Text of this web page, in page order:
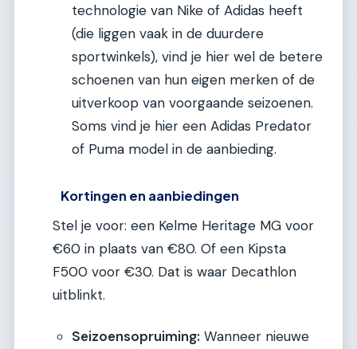
technologie van Nike of Adidas heeft
(die liggen vaak in de duurdere
sportwinkels), vind je hier wel de betere
schoenen van hun eigen merken of de
uitverkoop van voorgaande seizoenen.
Soms vind je hier een Adidas Predator
of Puma model in de aanbieding.
Kortingen en aanbiedingen
Stel je voor: een Kelme Heritage MG voor
€60 in plaats van €80. Of een Kipsta
F500 voor €30. Dat is waar Decathlon
uitblinkt.
Seizoensopruiming: Wanneer nieuwe